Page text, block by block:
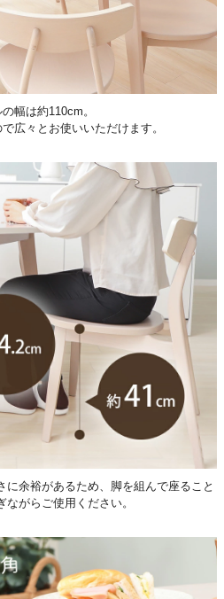
幅は約110cm。
広々とお使いいただけます。
に余裕があるため、脚を組んで座ること
がらご使用ください。